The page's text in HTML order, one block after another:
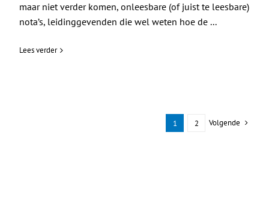
maar niet verder komen, onleesbare (of juist te leesbare)
nota’s, leidinggevenden die wel weten hoe de ...
Lees verder
1 2 Volgende